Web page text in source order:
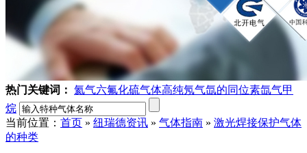
热门关键词： 氦气六氟化硫气体高纯氖气氙的同位素氙气甲
烷
当前位置： 首页 » 纽瑞德资讯 » 气体指南 » 激光焊接保护气体
的种类